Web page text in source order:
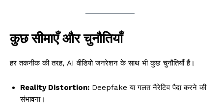
कुछ सीमाएँ और चुनौतियाँ
हर तकनीक की तरह, AI वीडियो जनरेशन के साथ भी कुछ चुनौतियाँ हैं।
Reality Distortion: Deepfake या गलत नैरेटिव पैदा करने की
संभावना।